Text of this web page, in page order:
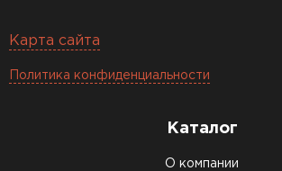
Карта сайта
Политика конфиденциальности
Каталог
О компании